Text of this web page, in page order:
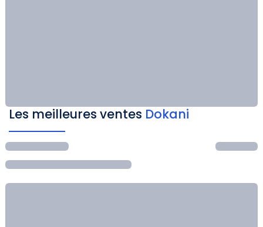
Les meilleures ventes Dokani